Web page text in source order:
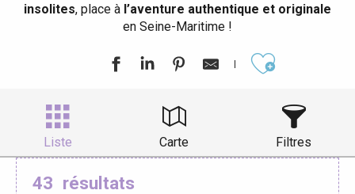
insolites, place à l’aventure authentique et originale
en Seine-Maritime !
Liste Carte Filtres
43 résultats